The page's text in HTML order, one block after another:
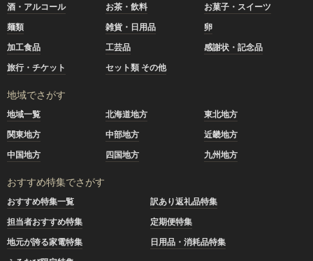
酒・アルコール
お茶・飲料
お菓子・スイーツ
麺類
雑貨・日用品
卵
加工食品
工芸品
感謝状・記念品
旅行・チケット
セット類 その他
地域でさがす
地域一覧 北海道地方
東北地方
関東地方
中部地方
近畿地方
中国地方
四国地方 九州地方
おすすめ特集でさがす
おすすめ特集一覧
訳あり返礼品特集
担当者おすすめ特集
定期便特集
地元が誇る家電特集
日用品・消耗品特集